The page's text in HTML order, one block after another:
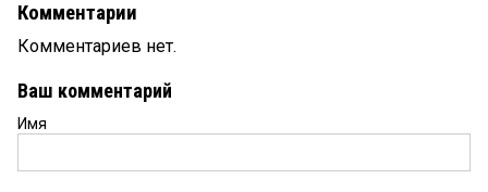
Комментарии
Комментариев нет.
Ваш комментарий
Имя